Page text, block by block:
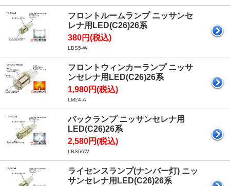
フロントルームランプ ニッサンセ
レナ用LED(C26)26系
380円(税込)
LBS5-W
フロントウィンカーランプ ニッサ
ンセレナ用LED(C26)26系
1,980円(税込)
LM24-A
バックランプ ニッサンセレナ用
LED(C26)26系
2,580円(税込)
LBS66W
ライセンスランプ(ナンバー灯) ニッ
サンセレナ用LED(C26)26系